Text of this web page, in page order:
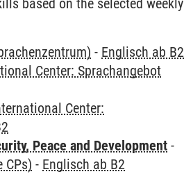
based on the selected weekly
- Englisch ab B2
Center: Sprachangebot
Center:
Peace and Development -
CPs) - Englisch ab B2